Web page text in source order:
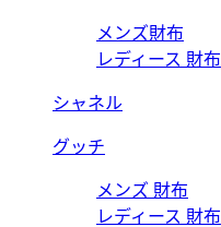
メンズ財布
レディース 財布
シャネル
グッチ
メンズ 財布
レディース 財布